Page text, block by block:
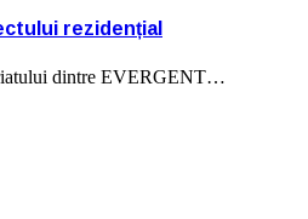
rezidențial
dintre EVERGENT…